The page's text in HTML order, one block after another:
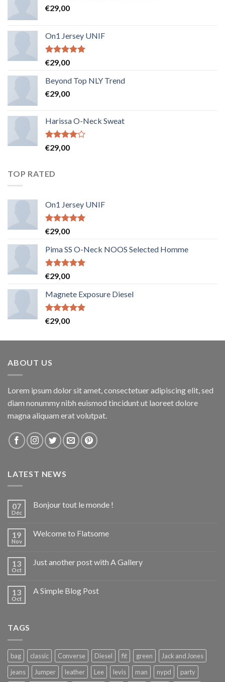
€29,00
On1 Jersey UNIF
Note5.00
sur 5
€29,00
Beyond Top NLY Trend
€29,00
Harissa O-Neck Sweat
Note
4.00sur
€29,00
TOP RATED
On1 Jersey UNIF
Note5.00
sur 5
€29,00
Pima SS O-Neck NOOS Selected Homme
Note5.00
sur 5
€29,00
Magnete Exposure Diesel
Note5.00
sur 5
€29,00
ABOUT US
Lorem ipsum dolor sit amet, consectetuer adipiscing elit, sed
diam nonummy nibh euismod tincidunt ut laoreet dolore
magna aliquam erat volutpat.
LATEST NEWS
07
Déc
Bonjour tout le monde !
19
Nov
Welcome to Flatsome
13
Oct
Just another post with A Gallery
13
Oct
A Simple Blog Post
TAGS
bag classic Converse Diesel fit green
Jack and Jones
jeans
Jumper leather Lee levis man nypd party